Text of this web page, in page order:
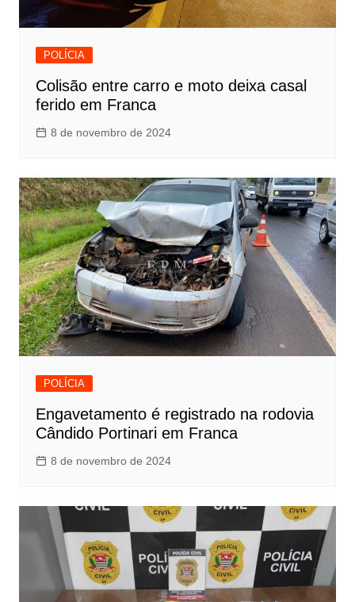
POLÍCIA
Colisão entre carro e moto deixa casal
ferido em Franca
8 de novembro de 2024
POLÍCIA
Engavetamento é registrado na rodovia
Cândido Portinari em Franca
8 de novembro de 2024